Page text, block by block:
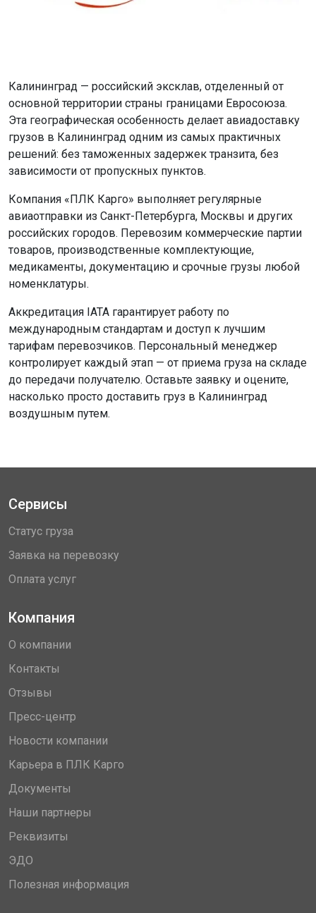
Калининград — российский эксклав, отделенный от
основной территории страны границами Евросоюза.
Эта географическая особенность делает авиадоставку
грузов в Калининград одним из самых практичных
решений: без таможенных задержек транзита, без
зависимости от пропускных пунктов.
Компания «ПЛК Карго» выполняет регулярные
авиаотправки из Санкт-Петербурга, Москвы и других
российских городов. Перевозим коммерческие партии
товаров, производственные комплектующие,
медикаменты, документацию и срочные грузы любой
номенклатуры.
Аккредитация IATA гарантирует работу по
международным стандартам и доступ к лучшим
тарифам перевозчиков. Персональный менеджер
контролирует каждый этап — от приема груза на складе
до передачи получателю. Оставьте заявку и оцените,
насколько просто доставить груз в Калининград
воздушным путем.
Сервисы
Статус груза
Заявка на перевозку
Оплата услуг
Компания
О компании
Контакты
Отзывы
Пресс-центр
Новости компании
Карьера в ПЛК Карго
Документы
Наши партнеры
Реквизиты
ЭДО
Полезная информация